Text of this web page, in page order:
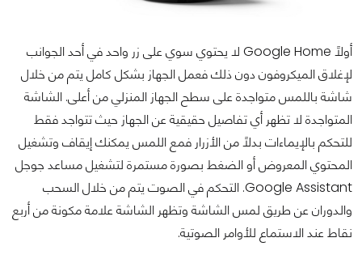
أولاً Google Home لا يحتوي سوي على زر واحد في أحد الجوانب
لإغلاق الميكروفون دون ذلك فعمل الجهاز بشكل كامل يتم من خلال
شاشة باللمس متواجدة على سطح الجهاز المنزلي من أعلى. الشاشة
المتواجدة لا تظهر أي تفاصيل حقيقية عن الجهاز حيث تتواجد فقط
للتحكم بالإيماءات بدلاً من الأزرار فمع اللمس يمكنك إيقاف وتشغيل
المحتوي المعروض أو الضغط بصورة مستمرة لتشغيل مساعد جوجل
Google Assistant. التحكم في الصوت يتم من خلال السحب
والدوران عن طريق لمس الشاشة وتظهر الشاشة علامة مكونة من أربع
نقاط عند الاستماع للأوامر الصوتية.